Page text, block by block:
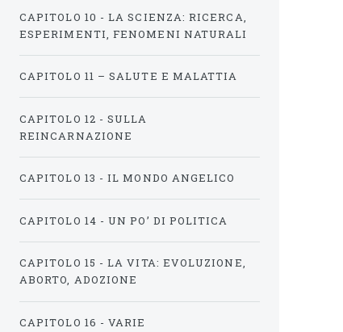
CAPITOLO 10 - LA SCIENZA: RICERCA,
ESPERIMENTI, FENOMENI NATURALI
CAPITOLO 11 – SALUTE E MALATTIA
CAPITOLO 12 - SULLA
REINCARNAZIONE
CAPITOLO 13 - IL MONDO ANGELICO
CAPITOLO 14 - UN PO’ DI POLITICA
CAPITOLO 15 - LA VITA: EVOLUZIONE,
ABORTO, ADOZIONE
CAPITOLO 16 - VARIE